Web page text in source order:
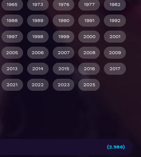
1965 1973 1976 1977 1982
1988 1989 1990 1991 1992
1997 1998 1999 2000 2001
2005 2006 2007 2008 2009
2013 2014 2015 2016 2017
2021 2022 2023 2025
(2.986)